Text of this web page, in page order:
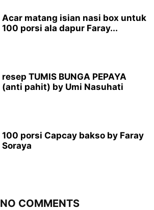
Acar matang isian nasi box untuk
100 porsi ala dapur Faray...
resep TUMIS BUNGA PEPAYA
(anti pahit) by Umi Nasuhati
100 porsi Capcay bakso by Faray
Soraya
NO COMMENTS